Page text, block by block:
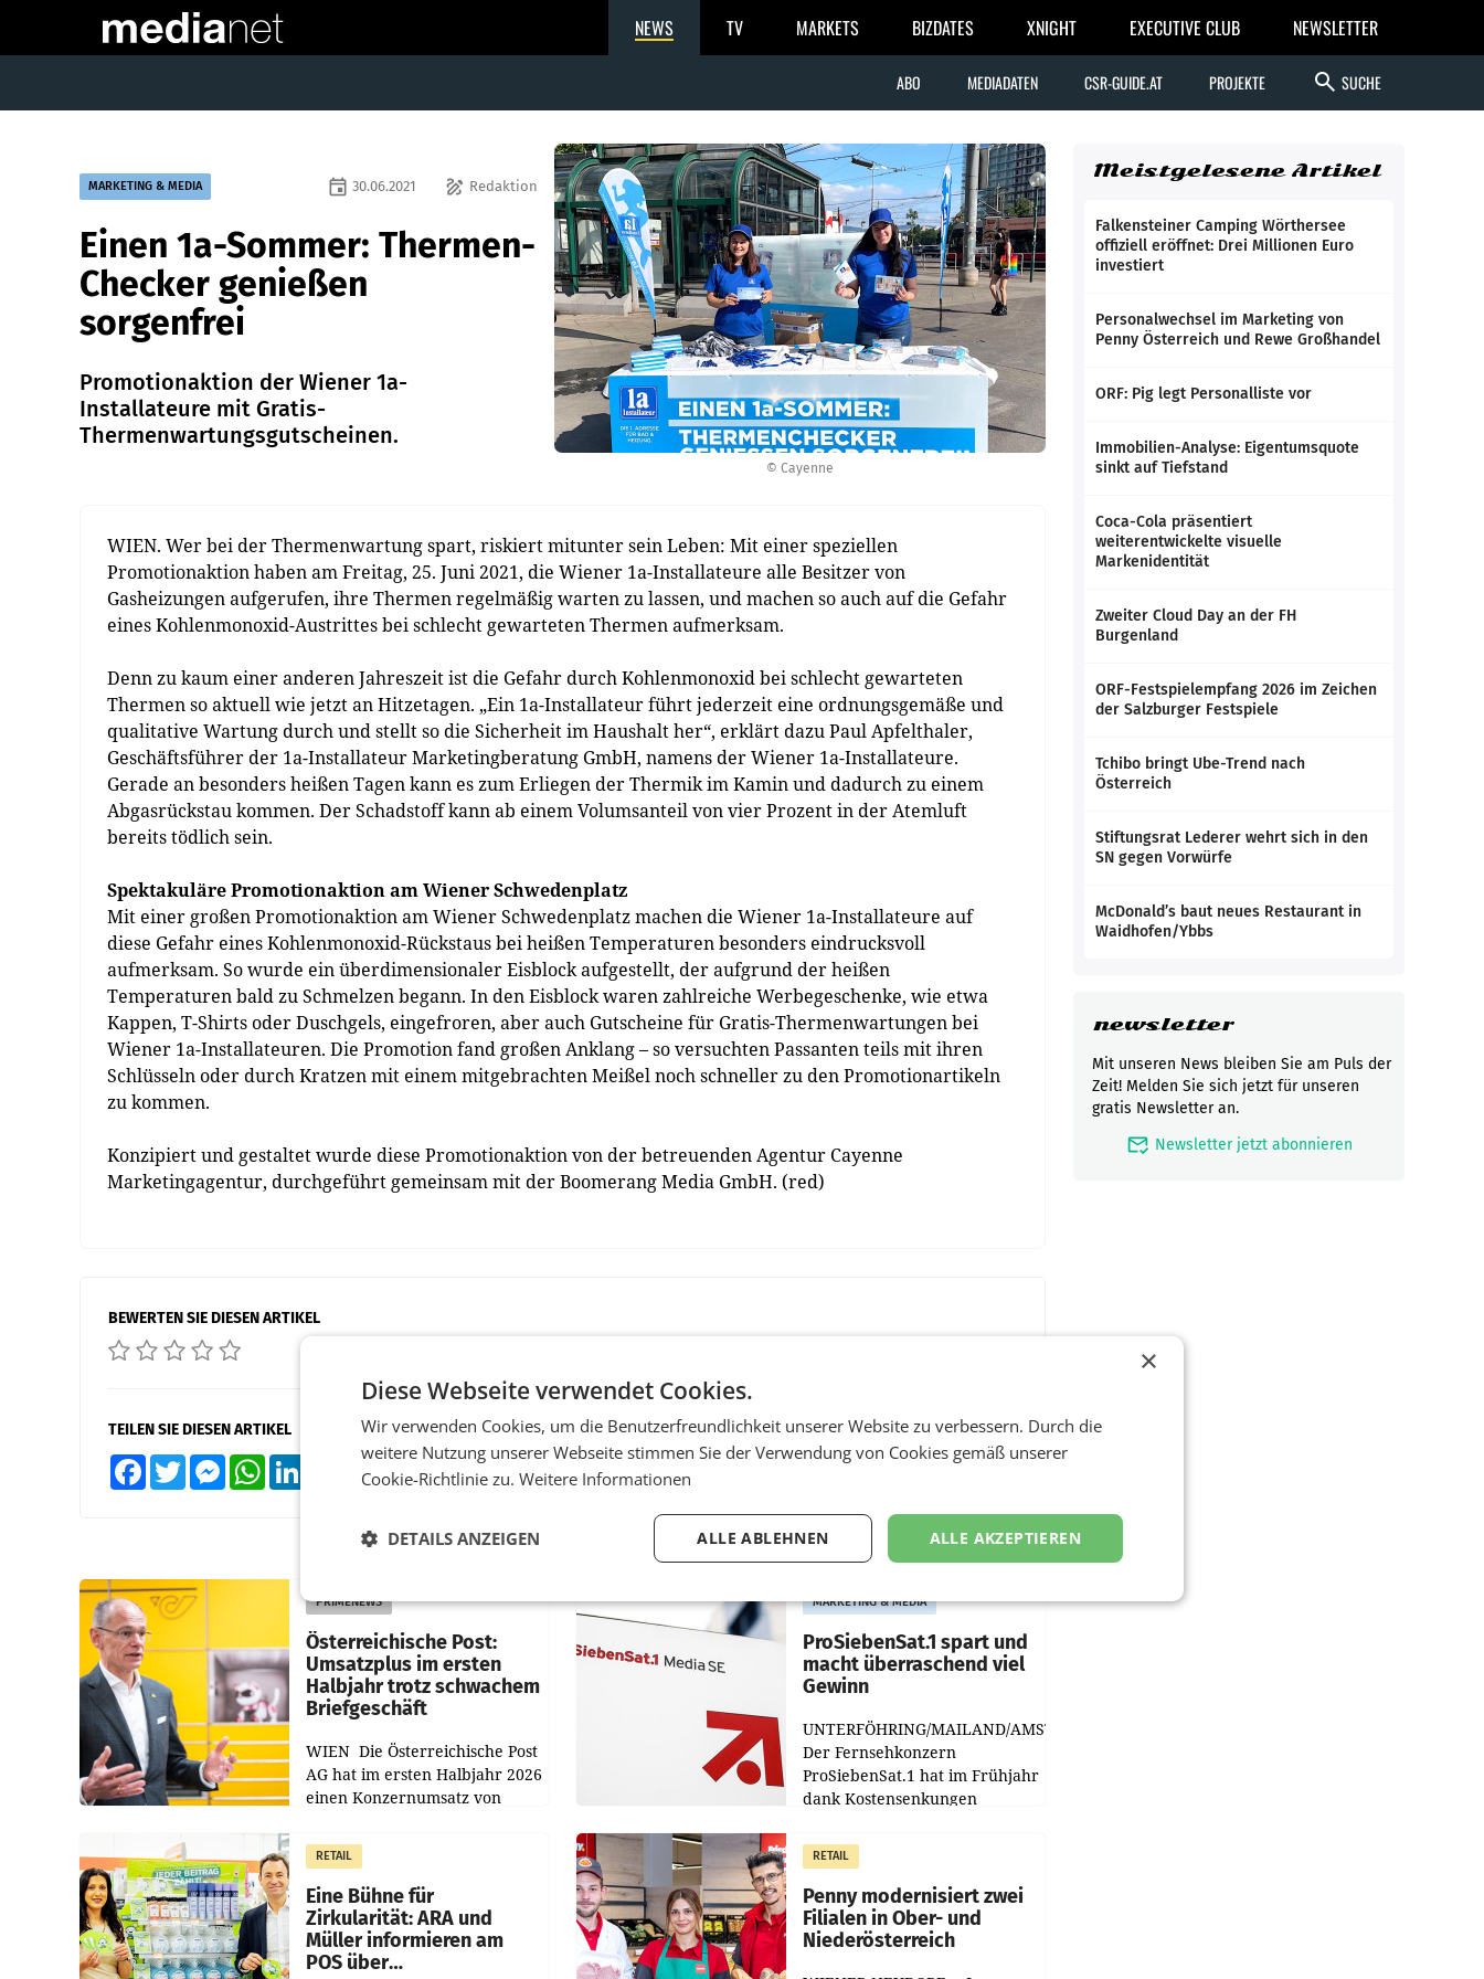
NEWS TV MARKETS BIZDATES XNIGHT EXECUTIVE CLUB NEWSLETTER
ABO MEDIADATEN CSR-GUIDE.AT PROJEKTE search SUCHE
© Cayenne
MARKETING & MEDIA draw Redaktion
event 30.06.2021
Einen 1a-Sommer: Thermen-
Checker genießen
sorgenfrei
Promotionaktion der Wiener 1a-
Installateure mit Gratis-
Thermenwartungsgutscheinen.
WIEN. Wer bei der Thermenwartung spart, riskiert mitunter sein Leben: Mit einer speziellen
Promotionaktion haben am Freitag, 25. Juni 2021, die Wiener 1a-Installateure alle Besitzer von
Gasheizungen aufgerufen, ihre Thermen regelmäßig warten zu lassen, und machen so auch auf die Gefahr
eines Kohlenmonoxid-Austrittes bei schlecht gewarteten Thermen aufmerksam.
Denn zu kaum einer anderen Jahreszeit ist die Gefahr durch Kohlenmonoxid bei schlecht gewarteten
Thermen so aktuell wie jetzt an Hitzetagen. „Ein 1a-Installateur führt jederzeit eine ordnungsgemäße und
qualitative Wartung durch und stellt so die Sicherheit im Haushalt her“, erklärt dazu Paul Apfelthaler,
Geschäftsführer der 1a-Installateur Marketingberatung GmbH, namens der Wiener 1a-Installateure.
Gerade an besonders heißen Tagen kann es zum Erliegen der Thermik im Kamin und dadurch zu einem
Abgasrückstau kommen. Der Schadstoff kann ab einem Volumsanteil von vier Prozent in der Atemluft
bereits tödlich sein.
Spektakuläre Promotionaktion am Wiener Schwedenplatz
Mit einer großen Promotionaktion am Wiener Schwedenplatz machen die Wiener 1a-Installateure auf
diese Gefahr eines Kohlenmonoxid-Rückstaus bei heißen Temperaturen besonders eindrucksvoll
aufmerksam. So wurde ein überdimensionaler Eisblock aufgestellt, der aufgrund der heißen
Temperaturen bald zu Schmelzen begann. In den Eisblock waren zahlreiche Werbegeschenke, wie etwa
Kappen, T-Shirts oder Duschgels, eingefroren, aber auch Gutscheine für Gratis-Thermenwartungen bei
Wiener 1a-Installateuren. Die Promotion fand großen Anklang – so versuchten Passanten teils mit ihren
Schlüsseln oder durch Kratzen mit einem mitgebrachten Meißel noch schneller zu den Promotionartikeln
zu kommen.
Konzipiert und gestaltet wurde diese Promotionaktion von der betreuenden Agentur Cayenne
Marketingagentur, durchgeführt gemeinsam mit der Boomerang Media GmbH. (red)
BEWERTEN SIE DIESEN ARTIKEL
TEILEN SIE DIESEN ARTIKEL
FacebookTwitter MessengerWhatsApp XING Teilen
PRIMENEWS
Österreichische Post:
Umsatzplus im ersten
Halbjahr trotz schwachem
Briefgeschäft
WIEN Die Österreichische Post
AG hat im ersten Halbjahr 2026
einen Konzernumsatz von
erwirtschaftet, was einem Plus
von 3,8 Prozent gegenüber
dem Vergleichszeitraum
MARKETING & MEDIA
ProSiebenSat.1 spart und
macht überraschend viel
Gewinn
UNTERFÖHRING/MAILAND/AMSTERDAM.
Der Fernsehkonzern
ProSiebenSat.1 hat im Frühjahr
dank Kostensenkungen
gemacht und die
Markterwartung deutlich
übertroffen.
RETAIL
Eine Bühne für
Zirkularität: ARA und
Müller informieren am
POS über
RETAIL
Penny modernisiert zwei
Filialen in Ober- und
Niederösterreich
Meistgelesene Artikel
Falkensteiner Camping Wörthersee
offiziell eröffnet: Drei Millionen Euro
investiert
Personalwechsel im Marketing von
Penny Österreich und Rewe Großhandel
ORF: Pig legt Personalliste vor
Immobilien-Analyse: Eigentumsquote
sinkt auf Tiefstand
Coca-Cola präsentiert
weiterentwickelte visuelle
Markenidentität
Zweiter Cloud Day an der FH
Burgenland
ORF-Festspielempfang 2026 im Zeichen
der Salzburger Festspiele
Tchibo bringt Ube-Trend nach
Österreich
Stiftungsrat Lederer wehrt sich in den
SN gegen Vorwürfe
McDonald’s baut neues Restaurant in
Waidhofen/Ybbs
newsletter
Mit unseren News bleiben Sie am Puls der
Zeit! Melden Sie sich jetzt für unseren
gratis Newsletter an.
mark_email_read Newsletter jetzt abonnieren
×
Diese Webseite verwendet Cookies.
Wir verwenden Cookies, um die Benutzerfreundlichkeit unserer Website zu verbessern. Durch die
weitere Nutzung unserer Webseite stimmen Sie der Verwendung von Cookies gemäß unserer
Cookie-Richtlinie zu. Weitere Informationen
ALLE AKZEPTIEREN
ALLE ABLEHNEN
DETAILS ANZEIGEN